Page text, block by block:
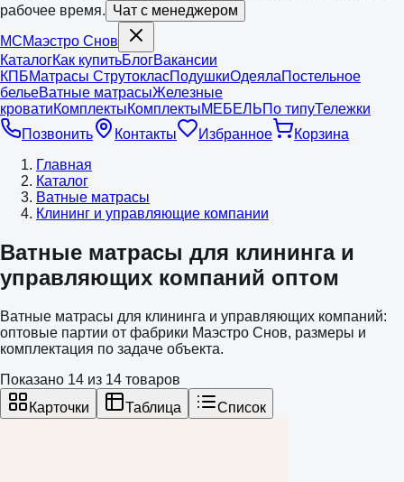
рабочее время. Чат с менеджером
МСМаэстро Снов
КаталогКак купитьБлогВакансии
КПБМатрасы СтрутокласПодушкиОдеялаПостельное
бельеВатные матрасыЖелезные
кроватиКомплектыКомплектыМЕБЕЛЬПо типуТележки
Позвонить
Контакты Избранное
Корзина
Главная
Каталог
Ватные матрасы
Клининг и управляющие компании
Ватные матрасы для клининга и
управляющих компаний оптом
Ватные матрасы для клининга и управляющих компаний:
оптовые партии от фабрики Маэстро Снов, размеры и
комплектация по задаче объекта.
Показано 14 из 14 товаров
Карточки
Таблица Список